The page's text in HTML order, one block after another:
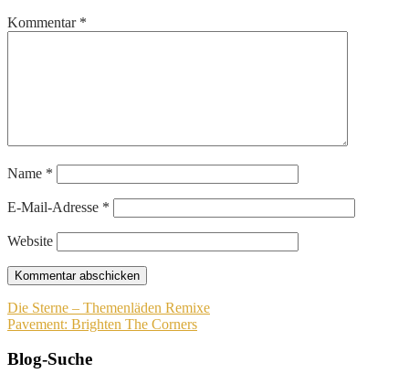
Kommentar *
Name *
E-Mail-Adresse *
Website
Beitragsnavigation
Die Sterne – Themenläden Remixe
Pavement: Brighten The Corners
Blog-Suche